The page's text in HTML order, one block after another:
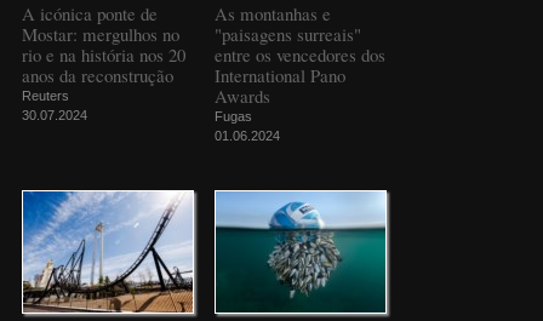
A icónica ponte de
Mostar: mergulhos no
rio e na história nos 20
anos da reconstrução
Reuters
30.07.2024
As montanhas e
"paisagens surreais"
entre os vencedores dos
International Pano
Awards
Fugas
01.06.2024